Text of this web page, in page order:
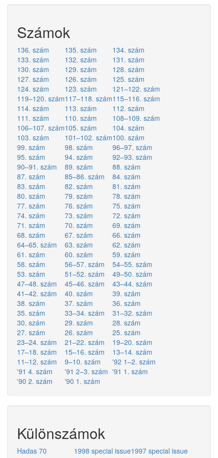
Számok
136. szám 135. szám
134. szám
133. szám
132. szám
131. szám
130. szám
129. szám
128. szám
127. szám
126. szám
125. szám
124. szám
123. szám
121–122. szám
119–120. szám117–118. szám115–116. szám
114. szám
113. szám
112. szám
111. szám
110. szám
108–109. szám
106–107. szám105. szám
104. szám
103. szám
101–102. szám100. szám
99. szám
98. szám
96–97. szám
95. szám
94. szám
92–93. szám
90–91. szám
89. szám
88. szám
87. szám
85–86. szám
84. szám
83. szám
82. szám
81. szám
80. szám
79. szám
78. szám
77. szám
76. szám
75. szám
74. szám
73. szám
72. szám
71. szám
70. szám
69. szám
68. szám
67. szám
66. szám
64–65. szám
63. szám
62. szám
61. szám
60. szám
59. szám
58. szám
56–57. szám
54–55. szám
53. szám
51–52. szám
49–50. szám
47–48. szám
45–46. szám
43–44. szám
41–42. szám
40. szám
39. szám
38. szám
37. szám
36. szám
35. szám
33–34. szám
31–32. szám
30. szám
29. szám
28. szám
27. szám
26. szám
25. szám
23–24. szám
21–22. szám
19–20. szám
17–18. szám
15–16. szám
13–14. szám
11–12. szám
9–10. szám
'92 1–2. szám
'91 4. szám
'91 2–3. szám '91 1. szám
'90 2. szám
'90 1. szám
Különszámok
Hadas 70 1998 special issue1997 special issue